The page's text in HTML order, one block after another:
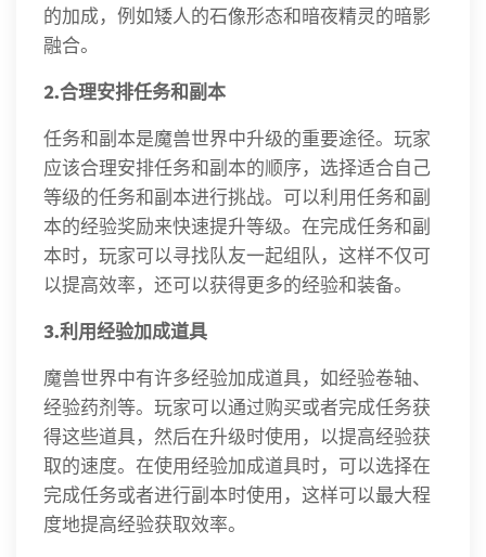
的加成，例如矮人的石像形态和暗夜精灵的暗影
融合。
2.合理安排任务和副本
任务和副本是魔兽世界中升级的重要途径。玩家
应该合理安排任务和副本的顺序，选择适合自己
等级的任务和副本进行挑战。可以利用任务和副
本的经验奖励来快速提升等级。在完成任务和副
本时，玩家可以寻找队友一起组队，这样不仅可
以提高效率，还可以获得更多的经验和装备。
3.利用经验加成道具
魔兽世界中有许多经验加成道具，如经验卷轴、
经验药剂等。玩家可以通过购买或者完成任务获
得这些道具，然后在升级时使用，以提高经验获
取的速度。在使用经验加成道具时，可以选择在
完成任务或者进行副本时使用，这样可以最大程
度地提高经验获取效率。